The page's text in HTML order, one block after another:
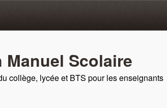
Scolaire
collège, lycée et BTS pour les enseignants